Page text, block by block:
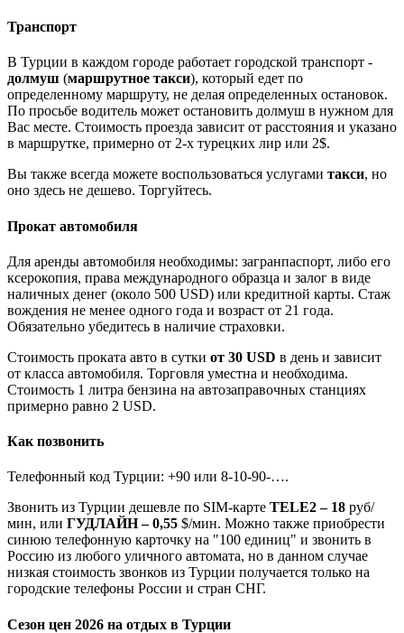
Транспорт
В Турции в каждом городе работает городской транспорт -
долмуш (маршрутное такси), который едет по
определенному маршруту, не делая определенных остановок.
По просьбе водитель может остановить долмуш в нужном для
Вас месте. Стоимость проезда зависит от расстояния и указано
в маршрутке, примерно от 2-х турецких лир или 2$.
Вы также всегда можете воспользоваться услугами такси, но
оно здесь не дешево. Торгуйтесь.
Прокат автомобиля
Для аренды автомобиля необходимы: загранпаспорт, либо его
ксерокопия, права международного образца и залог в виде
наличных денег (около 500 USD) или кредитной карты. Стаж
вождения не менее одного года и возраст от 21 года.
Обязательно убедитесь в наличие страховки.
Стоимость проката авто в сутки от 30 USD в день и зависит
от класса автомобиля. Торговля уместна и необходима.
Стоимость 1 литра бензина на автозаправочных станциях
примерно равно 2 USD.
Как позвонить
Телефонный код Турции: +90 или 8-10-90-….
Звонить из Турции дешевле по SIM-карте TELE2 – 18 руб/
мин, или ГУДЛАЙН – 0,55 $/мин. Можно также приобрести
синюю телефонную карточку на "100 единиц" и звонить в
Россию из любого уличного автомата, но в данном случае
низкая стоимость звонков из Турции получается только на
городские телефоны России и стран СНГ.
Сезон цен 2026 на отдых в Турции